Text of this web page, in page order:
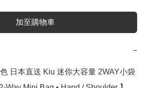
加至購物車
−
日本直送 Kiu 迷你大容量 2WAY小袋